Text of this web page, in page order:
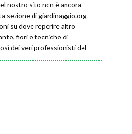
nostro sito non è ancora
sezione di giardinaggio.org
su dove reperire altro
fiori e tecniche di
dei veri professionisti del